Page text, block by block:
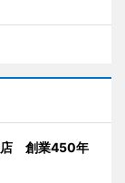
店 創業450年